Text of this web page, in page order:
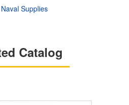
Naval Supplies
Catalog